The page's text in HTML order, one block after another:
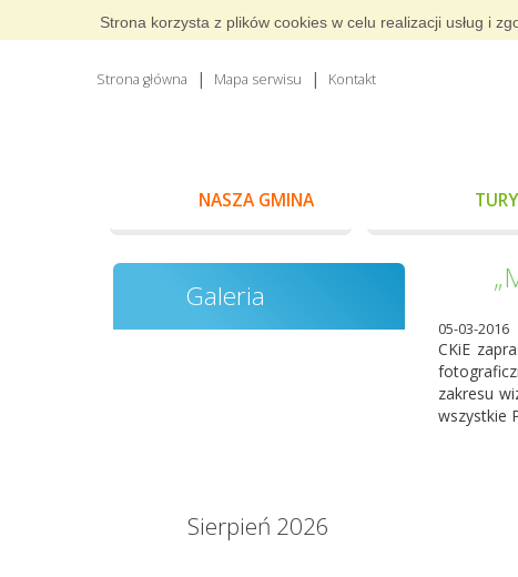
Strona korzysta z plików cookies w celu realizacji usług i
Strona główna Mapa serwisu Kontakt
NASZA GMINA
Galeria
Sierpień 2026
05-03-2016
CKiE
zakresu
wszystkie